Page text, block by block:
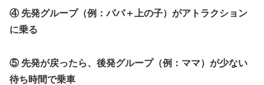
④ 先発グループ（例：パパ＋上の子）がアトラクション
に乗る
⑤ 先発が戻ったら、後発グループ（例：ママ）が少ない
待ち時間で乗車